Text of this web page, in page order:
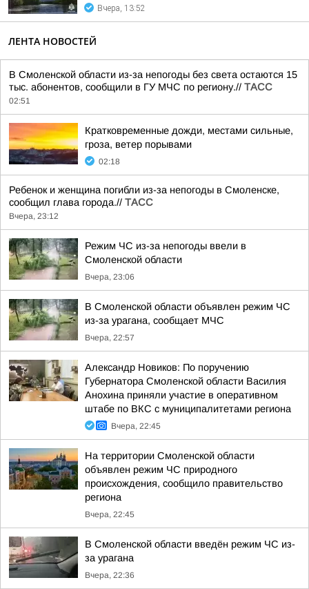
Вчера, 13:52
ЛЕНТА НОВОСТЕЙ
В Смоленской области из-за непогоды без света остаются 15
тыс. абонентов, сообщили в ГУ МЧС по региону.// ТАСС
02:51
Кратковременные дожди, местами сильные,
гроза, ветер порывами
02:18
Ребенок и женщина погибли из-за непогоды в Смоленске,
сообщил глава города.// ТАСС
Вчера, 23:12
Режим ЧС из-за непогоды ввели в
Смоленской области
Вчера, 23:06
В Смоленской области объявлен режим ЧС
из-за урагана, сообщает МЧС
Вчера, 22:57
Александр Новиков: По поручению
Губернатора Смоленской области Василия
Анохина приняли участие в оперативном
штабе по ВКС с муниципалитетами региона
Вчера, 22:45
На территории Смоленской области
объявлен режим ЧС природного
происхождения, сообщило правительство
региона
Вчера, 22:45
В Смоленской области введён режим ЧС из-
за урагана
Вчера, 22:36